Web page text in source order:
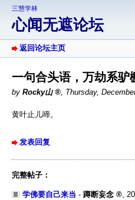
三慧学林
心闻无遮论坛
返回论坛主页
一句合头语，万劫系驴
by Rocky山 , Thursday,
黄叶止儿啼。
发表回复
完整帖子：
学佛要自己来当 - 蹲断妄念